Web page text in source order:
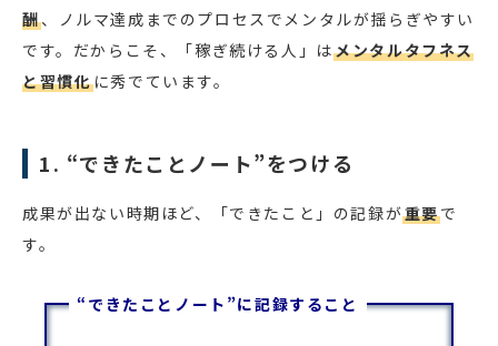
酬、ノルマ達成までのプロセスでメンタルが揺らぎやすい
です。だからこそ、「稼ぎ続ける人」はメンタルタフネス
と習慣化に秀でています。
1. “できたことノート”をつける
成果が出ない時期ほど、「できたこと」の記録が重要で
す。
“できたことノート”に記録すること